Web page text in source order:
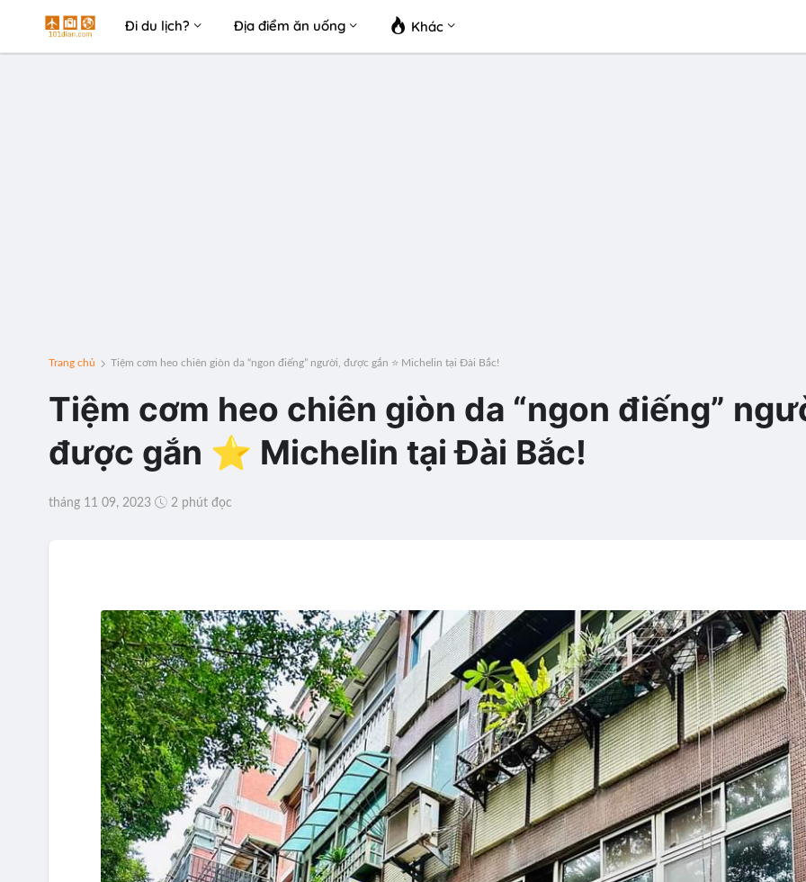
Đi du lịch? Địa điểm ăn uống Khác
Trang chủ Tiệm cơm heo chiên giòn da “ngon điếng” người, được gắn ⭐️ Michelin tại Đài Bắc!
Tiệm cơm heo chiên giòn da “ngon điếng”
được gắn ⭐️ Michelin tại Đài Bắc!
tháng 11 09, 2023 2 phút đọc